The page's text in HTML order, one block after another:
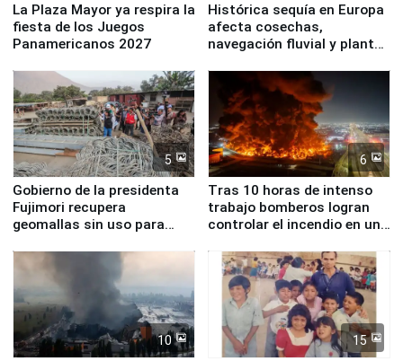
La Plaza Mayor ya respira la
fiesta de los Juegos
Panamericanos 2027
Histórica sequía en Europa
afecta cosechas,
navegación fluvial y plantas
5
Gobierno de la presidenta
Fujimori recupera
geomallas sin uso para
Fenómeno El Niño
6
Tras 10 horas de intenso
trabajo bomberos logran
controlar el incendio en una
de Chile
10 15